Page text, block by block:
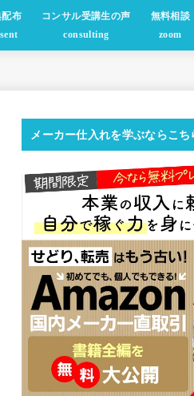
布
コンサル受講生の声
consulting
無料相談
zoom
メーカー仕入れを学ぶならこち